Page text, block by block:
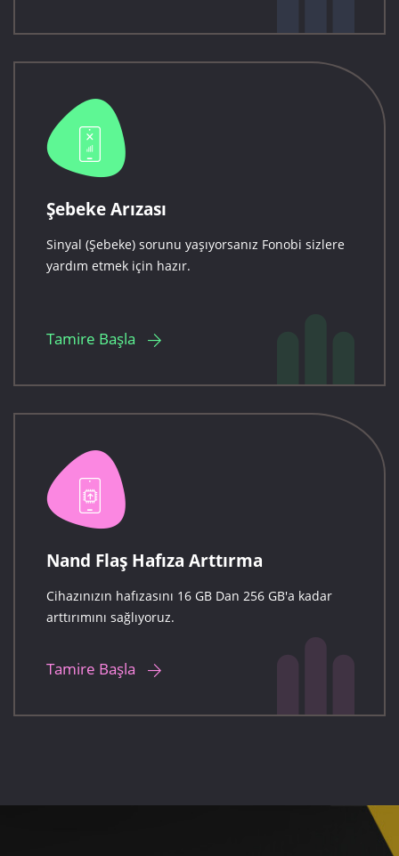
Şebeke Arızası
Sinyal (Şebeke) sorunu yaşıyorsanız Fonobi sizlere
yardım etmek için hazır.
Tamire Başla
Nand Flaş Hafıza Arttırma
Cihazınızın hafızasını 16 GB Dan 256 GB'a kadar
arttırımını sağlıyoruz.
Tamire Başla